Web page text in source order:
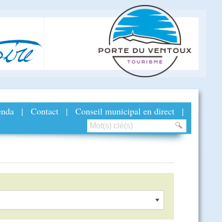
| Contact | Conseil municipal en direct |